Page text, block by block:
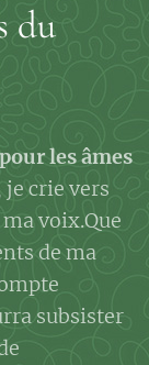
du
les âmes
crie vers
voix.Que
de ma
subsister